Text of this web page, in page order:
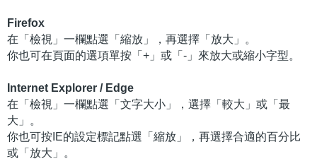
Firefox
在「檢視」一欄點選「縮放」，再選擇「放大」。
你也可在頁面的選項單按「+」或「-」來放大或縮小字型。
Internet Explorer / Edge
在「檢視」一欄點選「文字大小」，選擇「較大」或「最
大」。
你也可按IE的設定標記點選「縮放」，再選擇合適的百分比
或「放大」。